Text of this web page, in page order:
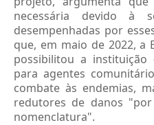
necessária devido à
desempenhadas por
que, em maio de 2022, a
possibilitou a
para agentes
combate às endemias,
redutores de danos
nomenclatura".